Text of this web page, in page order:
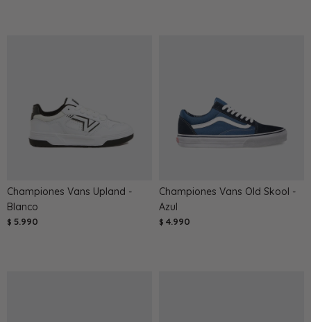
Championes Vans Upland -
Blanco
$ 5.990
Championes Vans Old Skool -
Azul
$ 4.990